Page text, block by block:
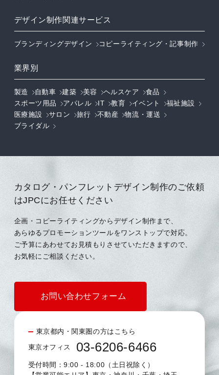
デザイン制作関連サービス
ブランディングデザイン コピーライティング・記事制作
業界別
製造 自動車 建築 美容 ヘルスケア
食品
スポーツ用品
アパレル IT 教育 イベント
福祉施設
医療施設
サロン 旅行 不動産
物流・運送
ブライダル
カタログ・パンフレットデザイン制作のご依頼
はJPCにお任せください
企画・コピーライティングからデザイン制作まで、
あらゆるプロモーションツールをワンストップで対応。
ご予算にあわせてお見積もりさせていただきますので、
お気軽にご相談ください。
お問い合わせフォーム
東京都内・関東圏の方はこちら
東京オフィス 03-6206-6466
受付時間：9:00 - 18:00（土日祝除く）